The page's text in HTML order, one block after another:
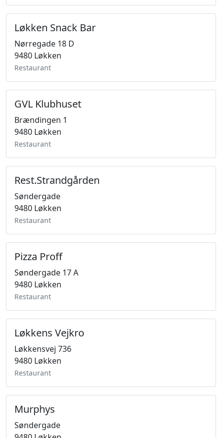
Løkken Snack Bar
Nørregade 18 D
9480 Løkken
Restaurant
GVL Klubhuset
Brændingen 1
9480 Løkken
Restaurant
Rest.Strandgården
Søndergade
9480 Løkken
Restaurant
Pizza Proff
Søndergade 17 A
9480 Løkken
Restaurant
Løkkens Vejkro
Løkkensvej 736
9480 Løkken
Restaurant
Murphys
Søndergade